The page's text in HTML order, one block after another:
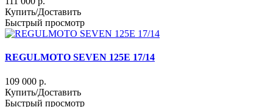
Купить/Доставить
Быстрый просмотр
REGULMOTO SEVEN 125E 17/14
109 000 р.
Купить/Доставить
Быстрый просмотр